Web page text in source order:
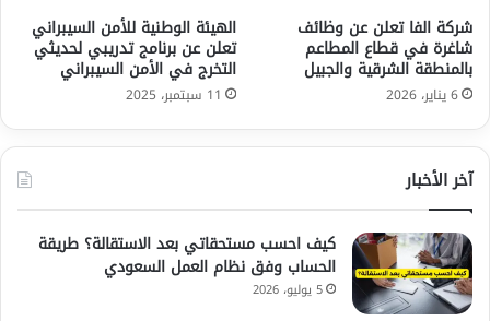
شركة الفا تعلن عن وظائف
شاغرة في قطاع المطاعم
بالمنطقة الشرقية والجبيل
6 يناير، 2026
الهيئة الوطنية للأمن السيبراني
تعلن عن برنامج تدريبي لحديثي
التخرج في الأمن السيبراني
11 سبتمبر، 2025
آخر الأخبار
كيف احسب مستحقاتي بعد الاستقالة؟ طريقة
الحساب وفق نظام العمل السعودي
5 يوليو، 2026